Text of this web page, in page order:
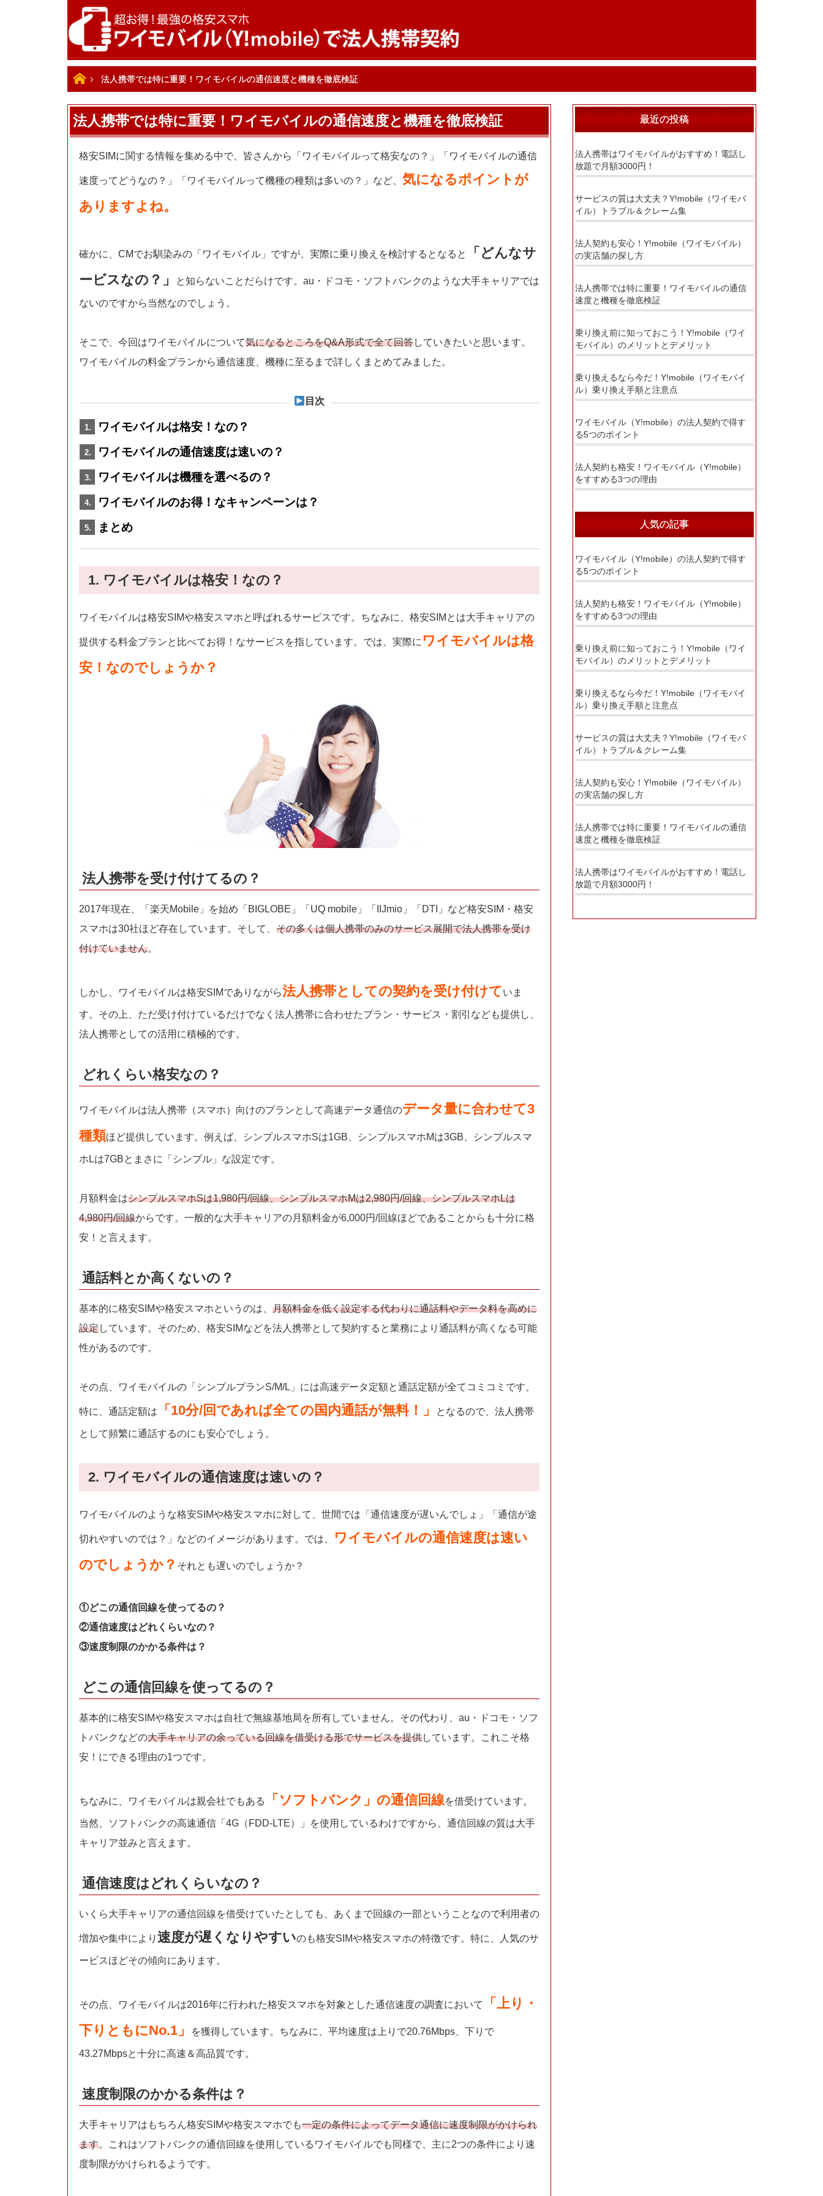
ホーム 法人携帯では特に重要！ワイモバイルの通信速度と機種を徹底検証
法人携帯では特に重要！ワイモバイルの通信速度と機種を徹底検証
格安SIMに関する情報を集める中で、皆さんから「ワイモバイルって格安なの？」「ワイモバイルの通信
速度ってどうなの？」「ワイモバイルって機種の種類は多いの？」など、 気になるポイントが
ありますよね。
確かに、CMでお馴染みの「ワイモバイル」ですが、実際に乗り換えを検討するとなると
「どんなサ
ービスなの？」
と知らないことだらけです。au・ドコモ・ソフトバンクのような大手キャリアでは
ないのですから当然なのでしょう。
そこで、今回はワイモバイルについて気になるところをQ&A形式で全て回答していきたいと思います。
ワイモバイルの料金プランから通信速度、機種に至るまで詳しくまとめてみました。
目次
ワイモバイルは格安！なの？
ワイモバイルの通信速度は速いの？
ワイモバイルは機種を選べるの？
ワイモバイルのお得！なキャンペーンは？
まとめ
1. ワイモバイルは格安！なの？
ワイモバイルは格安SIMや格安スマホと呼ばれるサービスです。ちなみに、格安SIMとは大手キャリアの
提供する料金プランと比べてお得！なサービスを指しています。では、実際に ワイモバイルは格
安！なのでしょうか？
法人携帯を受け付けてるの？
2017年現在、「楽天Mobile」を始め「BIGLOBE」「UQ mobile」「IIJmio」「DTI」など格安SIM・格安
スマホは30社ほど存在しています。そして、 その多くは個人携帯のみのサービス展開で法人携帯を受け
付けていません。
しかし、ワイモバイルは格安SIMでありながら法人携帯としての契約を受け付けていま
す。その上、ただ受け付けているだけでなく法人携帯に合わせたプラン・サービス・割引なども提供し、
法人携帯としての活用に積極的です。
どれくらい格安なの？
ワイモバイルは法人携帯（スマホ）向けのプランとして高速データ通信のデータ量に合わせて3
種類ほど提供しています。例えば、シンプルスマホSは1GB、シンプルスマホMは3GB、シンプルスマ
ホLは7GBとまさに「シンプル」な設定です。
月額料金はシンプルスマホSは1,980円/回線、シンプルスマホMは2,980円/回線、シンプルスマホLは
4,980円/回線からです。一般的な大手キャリアの月額料金が6,000円/回線ほどであることからも十分に格
安！と言えます。
通話料とか高くないの？
基本的に格安SIMや格安スマホというのは、 月額料金を低く設定する代わりに通話料やデータ料を高めに
設定しています。そのため、格安SIMなどを法人携帯として契約すると業務により通話料が高くなる可能
性があるのです。
その点、ワイモバイルの「シンプルプランS/M/L」には高速データ定額と通話定額が全てコミコミです。
特に、通話定額は 「10分/回であれば全ての国内通話が無料！」 となるので、法人携帯
として頻繁に通話するのにも安心でしょう。
2. ワイモバイルの通信速度は速いの？
ワイモバイルのような格安SIMや格安スマホに対して、世間では「通信速度が遅いんでしょ」「通信が途
切れやすいのでは？」などのイメージがあります。では、
ワイモバイルの通信速度は速い
のでしょうか？ それとも遅いのでしょうか？
①どこの通信回線を使ってるの？
②通信速度はどれくらいなの？
③速度制限のかかる条件は？
どこの通信回線を使ってるの？
基本的に格安SIMや格安スマホは自社で無線基地局を所有していません。その代わり、au・ドコモ・ソフ
トバンクなどの大手キャリアの余っている回線を借受ける形でサービスを提供しています。これこそ格
安！にできる理由の1つです。
ちなみに、ワイモバイルは親会社でもある 「ソフトバンク」の通信回線を借受けています。
当然、ソフトバンクの高速通信「4G（FDD-LTE）」を使用しているわけですから、通信回線の質は大手
キャリア並みと言えます。
通信速度はどれくらいなの？
いくら大手キャリアの通信回線を借受けていたとしても、あくまで回線の一部ということなので利用者の
増加や集中により 速度が遅くなりやすいのも格安SIMや格安スマホの特徴です。特に、人気のサ
ービスほどその傾向にあります。
その点、ワイモバイルは2016年に行われた格安スマホを対象とした通信速度の調査において
「上り・
下りともにNo.1」
を獲得しています。ちなみに、平均速度は上りで20.76Mbps、下りで
43.27Mbpsと十分に高速＆高品質です。
速度制限のかかる条件は？
大手キャリアはもちろん格安SIMや格安スマホでも一定の条件によってデータ通信に速度制限がかけられ
ます。これはソフトバンクの通信回線を使用しているワイモバイルでも同様で、主に2つの条件により速
度制限がかけられるようです。
最近の投稿
法人携帯はワイモバイルがおすすめ！電話し
放題で月額3000円！
サービスの質は大丈夫？Y!mobile（ワイモバ
イル）トラブル＆クレーム集
法人契約も安心！Y!mobile（ワイモバイル）
の実店舗の探し方
法人携帯では特に重要！ワイモバイルの通信
速度と機種を徹底検証
乗り換え前に知っておこう！Y!mobile（ワイ
モバイル）のメリットとデメリット
乗り換えるなら今だ！Y!mobile（ワイモバイ
ル）乗り換え手順と注意点
ワイモバイル（Y!mobile）の法人契約で得す
る5つのポイント
法人契約も格安！ワイモバイル（Y!mobile）
をすすめる3つの理由
人気の記事
ワイモバイル（Y!mobile）の法人契約で得す
る5つのポイント
法人契約も格安！ワイモバイル（Y!mobile）
をすすめる3つの理由
乗り換え前に知っておこう！Y!mobile（ワイ
モバイル）のメリットとデメリット
乗り換えるなら今だ！Y!mobile（ワイモバイ
ル）乗り換え手順と注意点
サービスの質は大丈夫？Y!mobile（ワイモバ
イル）トラブル＆クレーム集
法人契約も安心！Y!mobile（ワイモバイル）
の実店舗の探し方
法人携帯では特に重要！ワイモバイルの通信
速度と機種を徹底検証
法人携帯はワイモバイルがおすすめ！電話し
放題で月額3000円！